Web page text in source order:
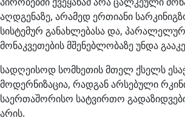
აღდგენაზე, არამედ ერთიანი
სისტემურ განახლებასა და,
მონაკვეთების მშენებლობაზე უნდა
სადღეისოდ სომხეთის მთელ ქსელს
მოდერნიზაცია, რადგან არსებული
საერთაშორისო სატვირთო
არის.